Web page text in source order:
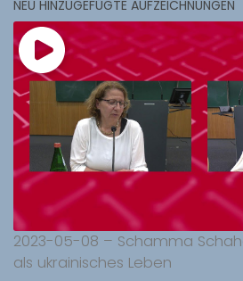
NEU HINZUGEFÜGTE AUFZEICHNUNGEN
2023-05-08 – Schamma
als ukrainisches Leben